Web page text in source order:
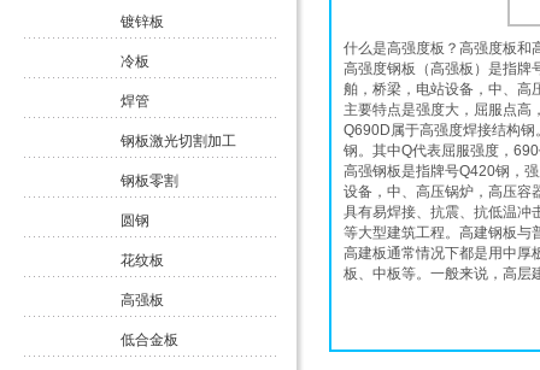
镀锌板
冷板
焊管
钢板激光切割加工
钢板零割
圆钢
花纹板
高强板
低合金板
什么是高强度板？高强度板和
高强度钢板（高强板）是指牌
舶，桥梁，电站设备，中、高
主要特点是强度大，屈服点高
Q690D属于高强度焊接结构
钢。其中Q代表屈服强度，
高强钢板是指牌号Q420钢，
设备，中、高压锅炉，高压容
具有易焊接、抗震、抗低温冲
等大型建筑工程。高建钢板与
高建板通常情况下都是用中厚
板、中板等。一般来说，高